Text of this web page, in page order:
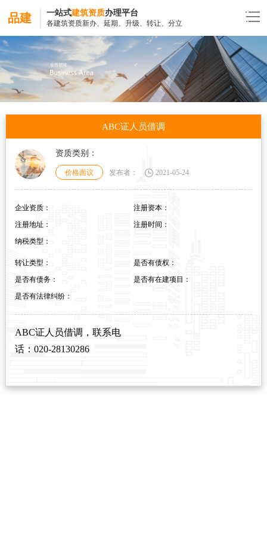
品建 一站式建筑资质办理平台
各建筑资质新办、延期、升级、转让、分立
ABC证人员借调
资质类别：
价格面议 发布者： 2021-05-24
企业资质：
注册资本：
注册地址：
注册时间：
纳税类型：
转让类型：
是否有债权：
是否有债务：
是否有在建项目：
是否有法律纠纷：
ABC证人员借调，联系电
话：020-28130286